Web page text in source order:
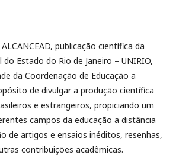
publicação científica da
do Estado do Rio de Janeiro – UNIRIO,
da Coordenação de Educação a
de divulgar a produção científica
e estrangeiros, propiciando um
campos da educação a distância
de artigos e ensaios inéditos, resenhas,
contribuições acadêmicas.